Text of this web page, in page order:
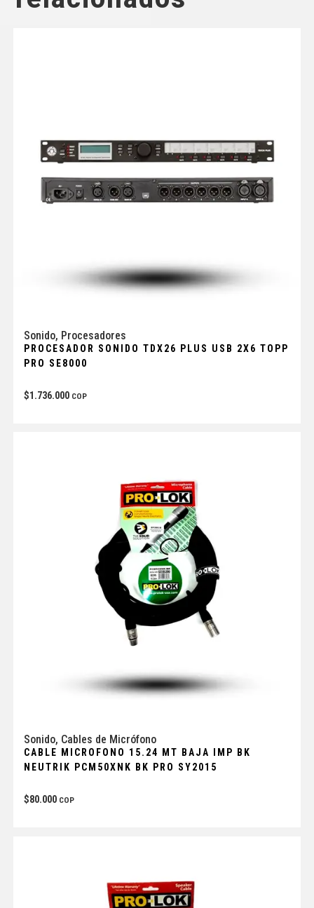
Sonido, Procesadores
PROCESADOR SONIDO TDX26 PLUS USB 2X6 TOPP
PRO SE8000
$1.736.000 COP
Sonido, Cables de Micrófono
CABLE MICROFONO 15.24 MT BAJA IMP BK
NEUTRIK PCM50XNK BK PRO SY2015
$80.000 COP